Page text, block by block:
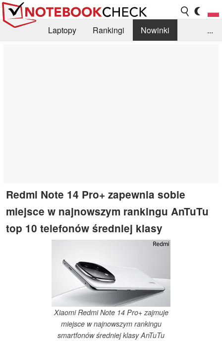
Laptopy Rankingi
Nowinki
...
Redmi Note 14 Pro+ zapewnia sobie
miejsce w najnowszym rankingu AnTuTu
top 10 telefonów średniej klasy
Xiaomi Redmi Note 14 Pro+ zajmuje
miejsce w najnowszym rankingu
smartfonów średniej klasy AnTuTu